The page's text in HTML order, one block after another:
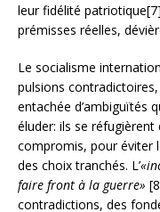
leur fidélité
prémisses réelles,
Le socialisme
pulsions
entachée d’ambiguïtés
éluder: ils se
compromis, pour éviter
des choix tranchés. L’
faire front à la guerre»
contradictions, des